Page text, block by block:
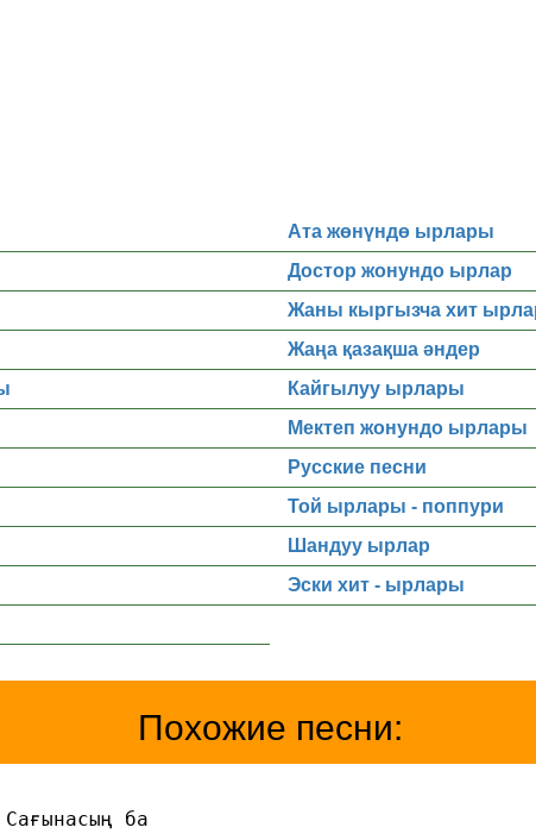
Ата жөнүндө ырлары
Достор жонундо ырлар
Жаны кыргызча хит
Жаңа қазақша әндер
Кайгылуу ырлары
Мектеп жонундо ырлары
Русские песни
Той ырлары - поппури
Шандуу ырлар
Эски хит - ырлары
Похожие песни:
ба